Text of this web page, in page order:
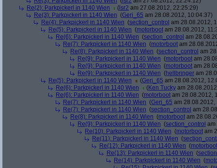
Re(2): Parkpickerl in 1140 Wien
( lsr2 am 27.08.2012, 22:25:29)
Re(3): Parkpickerl in 1140 Wien (Geri_65 am 28.08.2012, 10:04:37)
Re(4): Parkpickerl in 1140 Wien (section_control am 28.08.2012,
Re(5): Parkpickerl in 1140 Wien (motorboot am 28.08.2012,
Re(6): Parkpickerl in 1140 Wien (section_control am
Re(7): Parkpickerl in 1140 Wien (motorboot am
Re(8): Parkpickerl in 1140 Wien (section_control am
Re(9): Parkpickerl in 1140 Wien (motorboot am
Re(9): Parkpickerl in 1140 Wien (motorboot am
Re(9): Parkpickerl in 1140 Wien (hellbringer am
Re(5): Parkpickerl in 1140 Wien
(Geri_65 am 28.08.2012,
Re(6): Parkpickerl in 1140 Wien
(Ken Tucky am
Re(6): Parkpickerl in 1140 Wien (motorboot am 28.08.2012,
Re(7): Parkpickerl in 1140 Wien (Geri_65 am 28.08.2012,
Re(7): Parkpickerl in 1140 Wien (section_control am
Re(8): Parkpickerl in 1140 Wien (motorboot am
Re(9): Parkpickerl in 1140 Wien (section_control am
Re(10): Parkpickerl in 1140 Wien (motorboot am
Re(11): Parkpickerl in 1140 Wien (
Re(12): Parkpickerl in 1140 Wien (motorboot
Re(13): Parkpickerl in 1140 Wien (
Re(14): Parkpickerl in 1140 Wien (